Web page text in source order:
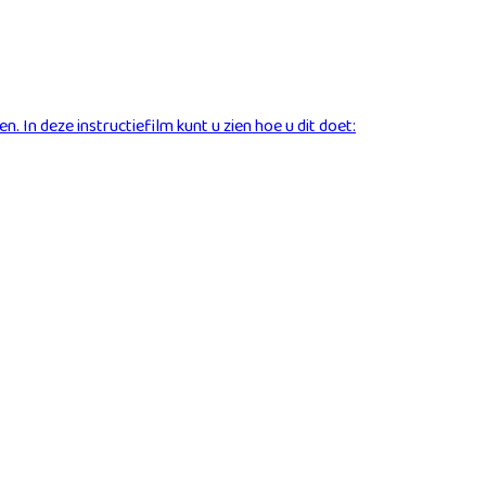
In deze instructiefilm kunt u zien hoe u dit doet: